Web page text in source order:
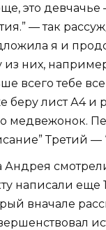
это
— так
я и
из них,
всего тебе
беру лист А4 и
медвежонок.
Третий —
Андрея
написали еще
вначале